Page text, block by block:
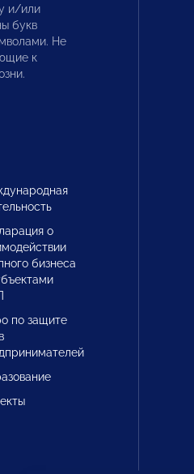
и/или
букв
Не
к
о
бизнеса
по защите